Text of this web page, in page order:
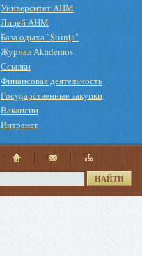
Университет АНМ
Лицей АНМ
База одыха "Ştiinţa"
Журнал Akademos
Ссылки
Финансовая деятельность
Государственные закупки
Вакансии
Интранет
НАЙТИ